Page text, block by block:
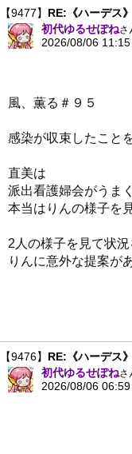
【9477】 RE:《ハーデス》
初代ゆるせぽねさ
2026/08/06 11:15
風、薫る＃９５
感染が収束したこと
直美は
派出看護婦会がうま
本当はりんの様子を
2人の様子を見て状
りんに意外な提案が
【9476】 RE:《ハーデス》
初代ゆるせぽねさ
2026/08/06 06:59